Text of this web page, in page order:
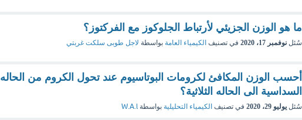
ما هو الوزن الجزيئي لأرتباط الجلوكوز مع الفركتوز؟
سُئل نوفمبر 17، 2020 في تصنيف الكيمياء العامة بواسطة لاجل طوبى سلكت غربتي
أحسب الوزن المكافئ لكرومات البوتاسيوم عند تحول الكروم من الحاله
السداسية الى الحاله الثلاثية؟
سُئل يوليو 29، 2020 في تصنيف الكيمياء التحليلية بواسطة W.A.l